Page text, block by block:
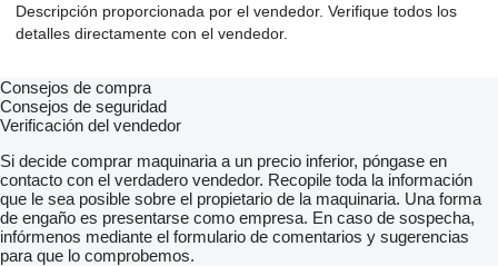
Descripción proporcionada por el vendedor. Verifique todos los
detalles directamente con el vendedor.
Consejos de compra
Consejos de seguridad
Verificación del vendedor
Si decide comprar maquinaria a un precio inferior, póngase en
contacto con el verdadero vendedor. Recopile toda la información
que le sea posible sobre el propietario de la maquinaria. Una forma
de engaño es presentarse como empresa. En caso de sospecha,
infórmenos mediante el formulario de comentarios y sugerencias
para que lo comprobemos.